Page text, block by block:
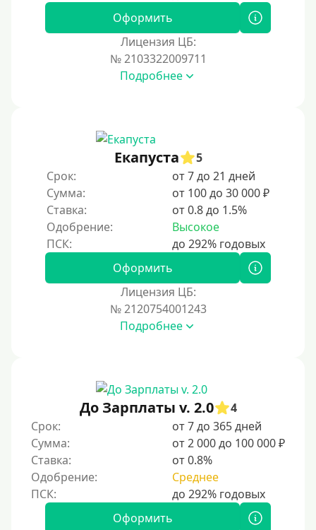
Под залог недвижимости
Под ПТС по доверенности
Цель
На Новый Год
Для исправления кредитной истории
На погашение других займов
До зарплаты
Без документов
По ИНН
По загранпаспорту
По военному билету
По водительскому удостоверению
Оформить
Лицензия ЦБ:
№ 2103322009711
Подробнее
Екапуста
5
Срок:
от 7 до 21 дней
Сумма:
от 100 до 30 000 ₽
Ставка:
от 0.8 до 1.5%
Одобрение:
Высокое
Оформить
Лицензия ЦБ:
№ 2120754001243
Подробнее
До Зарплаты v. 2.0
4
Срок:
от 7 до 365 дней
Сумма:
от 2 000 до 100 000 ₽
Ставка:
от 0.8%
Одобрение:
Среднее
Оформить